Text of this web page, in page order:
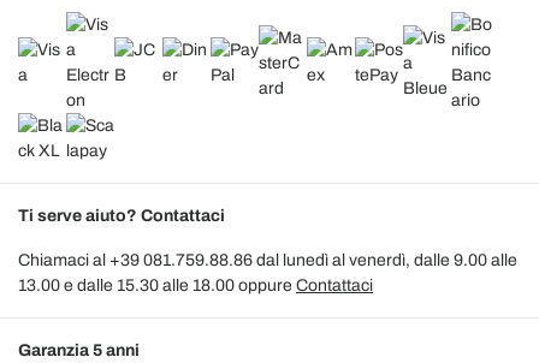
Ti serve aiuto? Contattaci
Chiamaci al +39 081.759.88.86 dal lunedì al venerdì, dalle 9.00 alle
13.00 e dalle 15.30 alle 18.00 oppure Contattaci
Garanzia 5 anni